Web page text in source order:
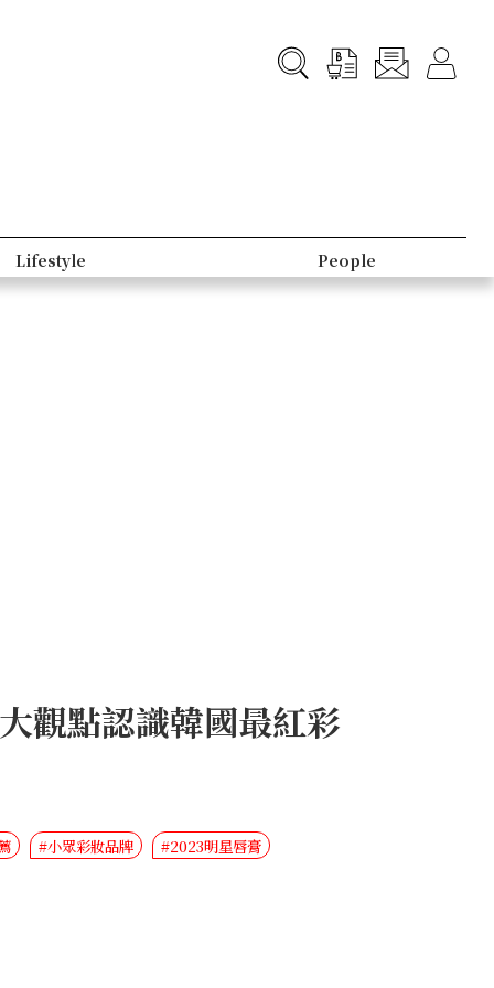
Lifestyle People
觀點認識韓國最紅彩
#小眾彩妝品牌 #2023明星唇膏